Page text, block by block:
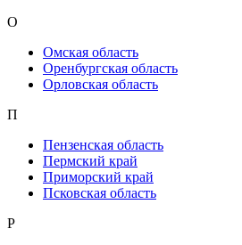
О
Омская область
Оренбургская область
Орловская область
П
Пензенская область
Пермский край
Приморский край
Псковская область
Р